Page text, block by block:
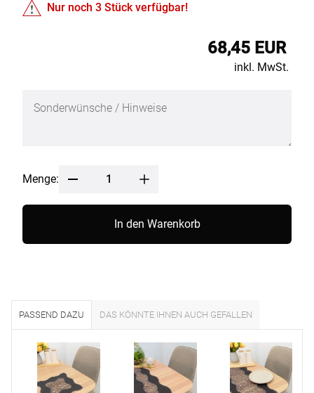
Nur noch3 Stück verfügbar!
68,45 EUR
inkl. MwSt.
Menge:
In den Warenkorb
PASSEND DAZU DAS KÖNNTE IHNEN AUCH GEFALLEN